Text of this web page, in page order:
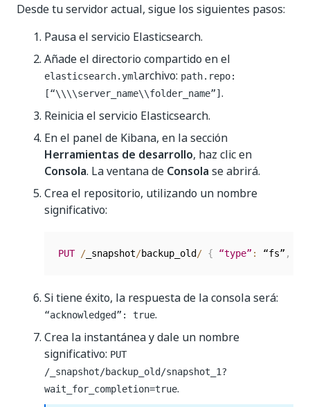
Desde tu servidor actual, sigue los siguientes pasos:
Pausa el servicio Elasticsearch.
Añade el directorio compartido en el
elasticsearch.ymlarchivo: path.repo:
[“\\\\server_name\\folder_name”] .
Reinicia el servicio Elasticsearch.
En el panel de Kibana, en la sección
Herramientas de desarrollo, haz clic en
Consola. La ventana de Consola se abrirá.
Crea el repositorio, utilizando un nombre
significativo:
PUT / _snapshot/backup_old / { “type” : “fs” ,
Si tiene éxito, la respuesta de la consola será:
“acknowledged”: true.
Crea la instantánea y dale un nombre
significativo: PUT
/_snapshot/backup_old/snapshot_1?
wait_for_completion=true.